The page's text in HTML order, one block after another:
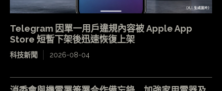
Telegram 因單一用戶違規內容被 Apple App
Store 短暫下架後迅速恢復上架
科技新聞 2026-08-04